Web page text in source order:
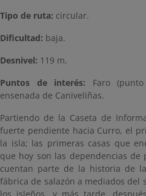
Tipo de ruta: circular.
Dificultad: baja.
Desnivel: 119 m.
Puntos de interés: Faro
ensenada de Caniveliñas.
Partiendo de la Caseta de
fuerte pendiente hacia Curro, el
la isla; las primeras casas que
que hoy son las dependencias
cuentan parte de la historia de
fábrica de salazón a mediados del